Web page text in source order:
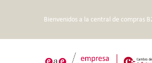
Bienvenidos a la central de compras